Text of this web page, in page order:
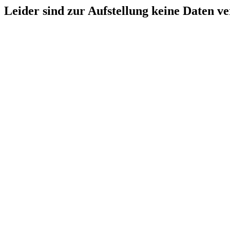
Leider sind zur Aufstellung keine Daten